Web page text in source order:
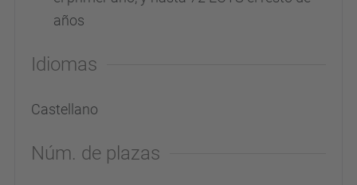
años
Idiomas
Castellano
Núm. de plazas